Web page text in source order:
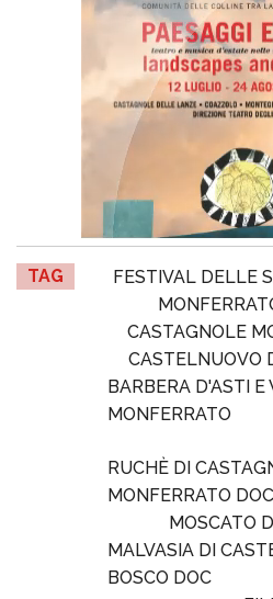
TAG FESTIVAL DELLE
CASTAGNOLE
CASTELNUOVO
BARBERA D'ASTI E
MONFERRATO
RUCHÈ DI
MONFERRATO
MOSCATO
MALVASIA DI
BOSCO DOC